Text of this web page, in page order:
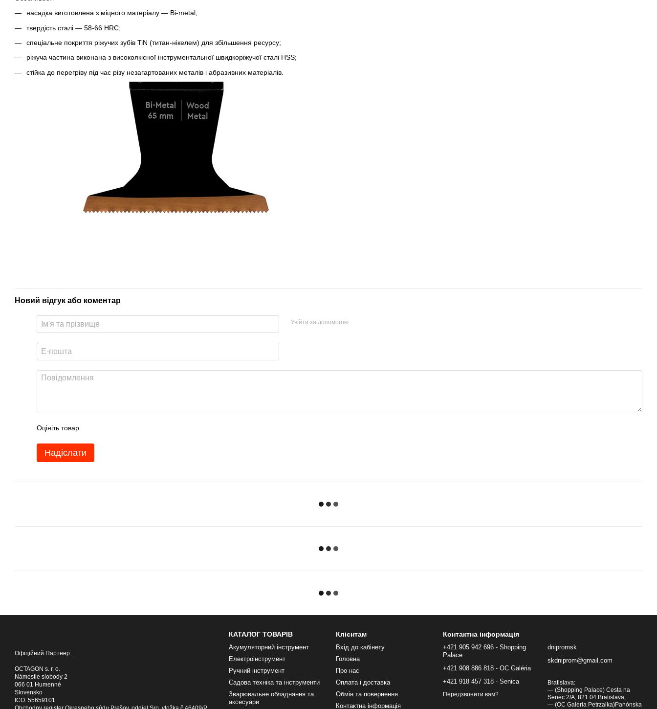
насадка виготовлена з міцного матеріалу — Bi-metal;
твердість сталі — 58-66 HRC;
спеціальне покриття ріжучих зубів TiN (титан-нікелем) для збільшення ресурсу;
ріжуча частина виконана з високоякісної інструментальної швидкоріжучої сталі HSS;
стійка до перегріву під час різу незагартованих металів і абразивних матеріалів.
Новий відгук або коментар
Увійти за допомогою
Оцініть товар
Надіслати
Офіційний Партнер :
OCTAGON s. r. o.
Námestie slobody 2
066 01 Humenné
Slovensko
ICO: 55659101
КАТАЛОГ ТОВАРІВ
Акумуляторний інструмент
Електроінструмент
Ручний інструмент
Садова техніка та інструменти
Зварювальне обладнання та
аксесуари
Клієнтам
Вхід до кабінету
Головна
Про нас
Оплата і доставка
Обмін та повернення
Контактна інформація
Контактна інформація
+421 905 942 696 - Shopping
Palace
+421 908 886 818 - OC Galéria
+421 918 457 318 - Senica
Передзвонити вам?
dnipromsk
skdniprom@gmail.com
Bratislava:
— (Shopping Palace) Cesta na
Senec 2/A, 821 04 Bratislava,
— (OC Galéria Petrzalka)Panónska